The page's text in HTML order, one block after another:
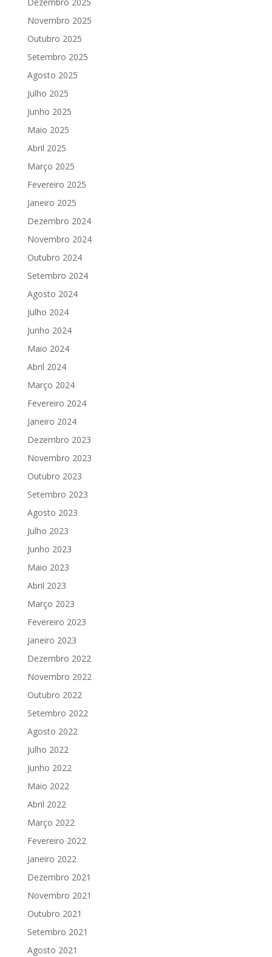
Dezembro 2025
Novembro 2025
Outubro 2025
Setembro 2025
Agosto 2025
Julho 2025
Junho 2025
Maio 2025
Abril 2025
Março 2025
Fevereiro 2025
Janeiro 2025
Dezembro 2024
Novembro 2024
Outubro 2024
Setembro 2024
Agosto 2024
Julho 2024
Junho 2024
Maio 2024
Abril 2024
Março 2024
Fevereiro 2024
Janeiro 2024
Dezembro 2023
Novembro 2023
Outubro 2023
Setembro 2023
Agosto 2023
Julho 2023
Junho 2023
Maio 2023
Abril 2023
Março 2023
Fevereiro 2023
Janeiro 2023
Dezembro 2022
Novembro 2022
Outubro 2022
Setembro 2022
Agosto 2022
Julho 2022
Junho 2022
Maio 2022
Abril 2022
Março 2022
Fevereiro 2022
Janeiro 2022
Dezembro 2021
Novembro 2021
Outubro 2021
Setembro 2021
Agosto 2021